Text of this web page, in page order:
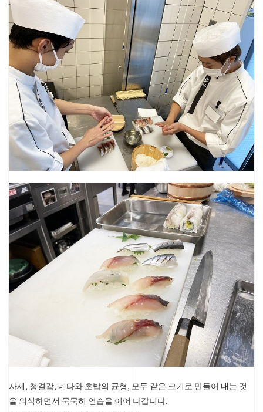
자세, 청결감, 네타와 초밥의 균형, 모두 같은 크기로 만들어 내는 것
을 의식하면서 묵묵히 연습을 이어 나갑니다.